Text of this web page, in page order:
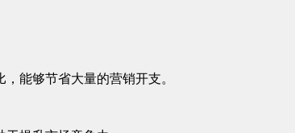
能够节省大量的营销开支。